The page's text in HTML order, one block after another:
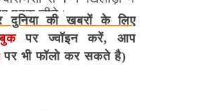
पदकजीते।
की खबरों के लिए
पर ज्वॉइन करें, आप
पर भी फॉलो कर सकते है)